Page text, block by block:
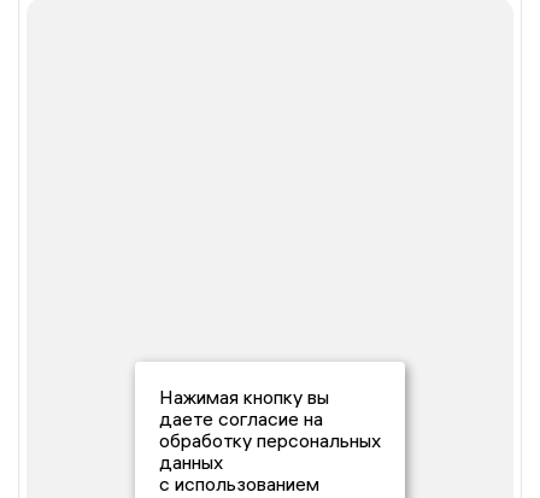
Нажимая кнопку вы
даете согласие на
обработку персональных
данных
с использованием